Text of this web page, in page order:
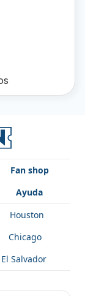
y déjate
Fan shop
Ayuda
Houston
Chicago
El Salvador